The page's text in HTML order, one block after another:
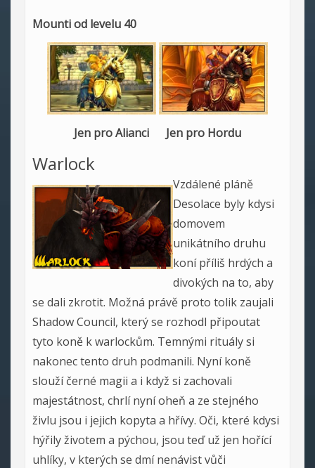
Mounti od levelu 40
Jen pro Alianci Jen pro Hordu
Warlock
Vzdálené pláně
Desolace byly kdysi
domovem
unikátního druhu
koní příliš hrdých a
divokých na to, aby
se dali zkrotit. Možná právě proto tolik zaujali
Shadow Council, který se rozhodl připoutat
tyto koně k warlockům. Temnými rituály si
nakonec tento druh podmanili. Nyní koně
slouží černé magii a i když si zachovali
majestátnost, chrlí nyní oheň a ze stejného
živlu jsou i jejich kopyta a hřívy. Oči, které kdysi
hýřily životem a pýchou, jsou teď už jen hořící
uhlíky, v kterých se dmí nenávist vůči